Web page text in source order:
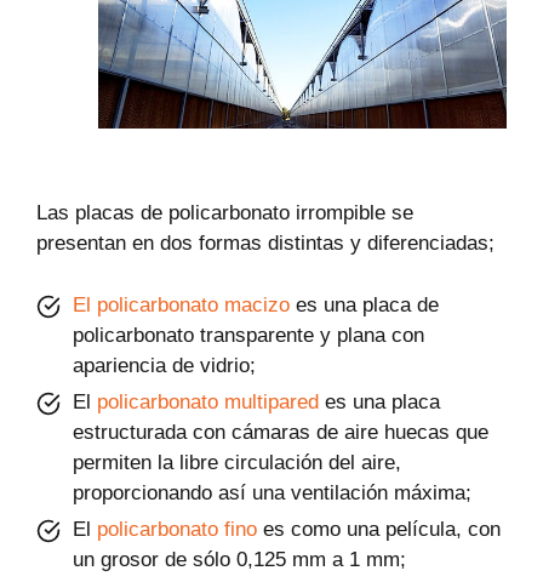
Las placas de policarbonato irrompible se
presentan en dos formas distintas y diferenciadas;
El policarbonato macizo es una placa de
policarbonato transparente y plana con
apariencia de vidrio;
El policarbonato multipared es una placa
estructurada con cámaras de aire huecas que
permiten la libre circulación del aire,
proporcionando así una ventilación máxima;
El policarbonato fino es como una película, con
un grosor de sólo 0,125 mm a 1 mm;